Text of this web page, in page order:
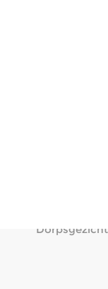
brons. 8/8.
Pieters Gallery
gepatineerd
and paper